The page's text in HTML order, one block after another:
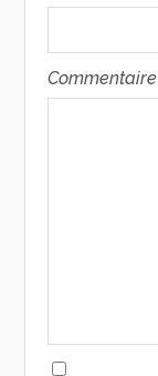
Commentaire